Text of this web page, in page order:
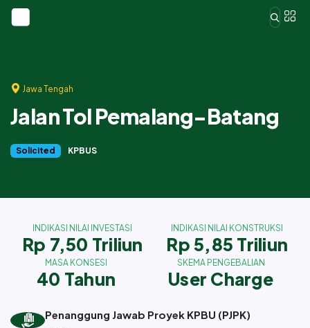
Jawa Tengah
Jalan Tol Pemalang-Batang
Solicited KPBUS
INDIKASI NILAI INVESTASI
Rp 7,50 Triliun
INDIKASI NILAI KONSTRUKSI
Rp 5,85 Triliun
MASA KONSESI
40 Tahun
SKEMA PENGEBALIAN
User Charge
Penanggung Jawab Proyek KPBU (PJPK)